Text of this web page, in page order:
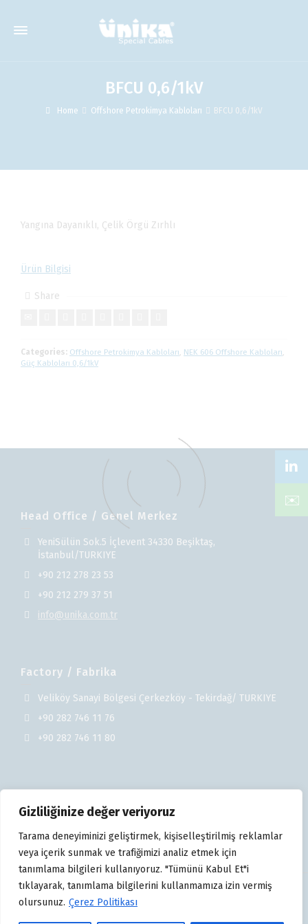
Gizliliğinize değer veriyoruz
Tarama deneyiminizi geliştirmek, kişiselleştirilmiş reklamlar
veya içerik sunmak ve trafiğimizi analiz etmek için
tanımlama bilgileri kullanıyoruz. "Tümünü Kabul Et"i
tıklayarak, tanımlama bilgilerini kullanmamıza izin vermiş
olursunuz. Çerez Politikası
BFCU 0,6/1kV
Home Offshore Petrokimya Kabloları BFCU 0,6/1kV
Yangına Dayanıklı, Çelik Örgü Zırhlı
Ürün Bilgisi
Share
Categories: Offshore Petrokimya Kabloları, NEK 606 Offshore Kabloları,
Güç Kabloları 0,6/1kV
Head Office / Genel Merkez
YeniSülün Sok.5 İçlevent 34330 Beşiktaş,
İstanbul/TURKIYE
+90 212 278 23 53
+90 212 279 37 51
info@unika.com.tr
Factory / Fabrika
Veliköy Sanayi Bölgesi Çerkezköy - Tekirdağ/ TURKIYE
+90 282 746 11 76
+90 282 746 11 80
Copyright © 2025 Ünika Üniversal Kablo Sanayi ve Ticaret
✉️